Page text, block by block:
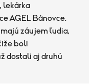
lekárka
AGEL Bánovce.
záujem ľudia,
boli
dostali aj druhú